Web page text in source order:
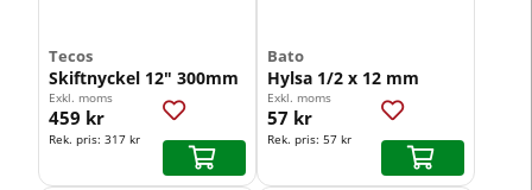
Tecos
Skiftnyckel 12" 300mm
Exkl. moms
459 kr
Rek. pris: 317 kr
Bato
Hylsa 1/2 x 12 mm
Exkl. moms
57 kr
Rek. pris: 57 kr